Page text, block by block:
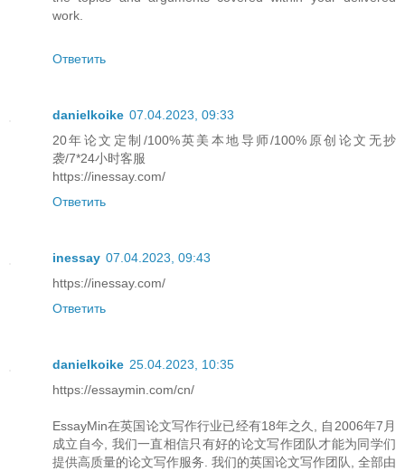
work.
Ответить
danielkoike 07.04.2023, 09:33
20年论文定制/100%英美本地导师/100%原创论文无抄
袭/7*24小时客服
https://inessay.com/
Ответить
inessay 07.04.2023, 09:43
https://inessay.com/
Ответить
danielkoike 25.04.2023, 10:35
https://essaymin.com/cn/
EssayMin在英国论文写作行业已经有18年之久, 自2006年7月
成立自今, 我们一直相信只有好的论文写作团队才能为同学们
提供高质量的论文写作服务. 我们的英国论文写作团队, 全部由